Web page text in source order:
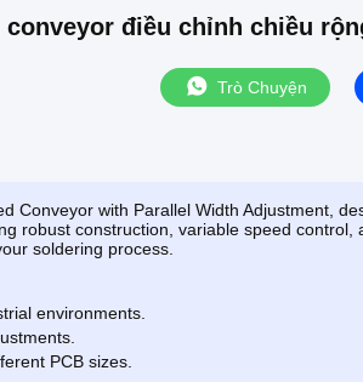
điều chỉnh chiều
Trò Chuyện
Conveyor with Parallel Width Adjustment,
robust construction, variable speed control,
soldering process.
environments.
PCB sizes.